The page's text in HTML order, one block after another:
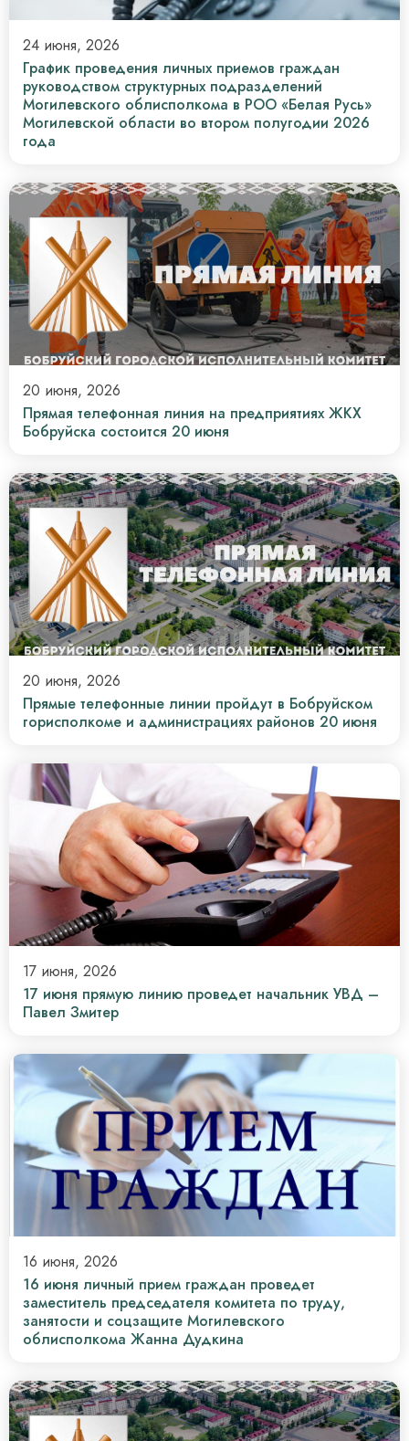
24 июня, 2026
График проведения личных приемов граждан
руководством структурных подразделений
Могилевского облисполкома в РОО «Белая Русь»
Могилевской области во втором полугодии 2026
года
20 июня, 2026
Прямая телефонная линия на предприятиях ЖКХ
Бобруйска состоится 20 июня
20 июня, 2026
Прямые телефонные линии пройдут в Бобруйском
горисполкоме и администрациях районов 20 июня
17 июня, 2026
17 июня прямую линию проведет начальник УВД –
Павел Змитер
16 июня, 2026
16 июня личный прием граждан проведет
заместитель председателя комитета по труду,
занятости и соцзащите Могилевского
облисполкома Жанна Дудкина